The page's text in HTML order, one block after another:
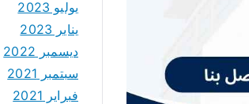
يوليو 2023
يناير 2023
ديسمبر 2022
سبتمبر 2021
فبراير 2021